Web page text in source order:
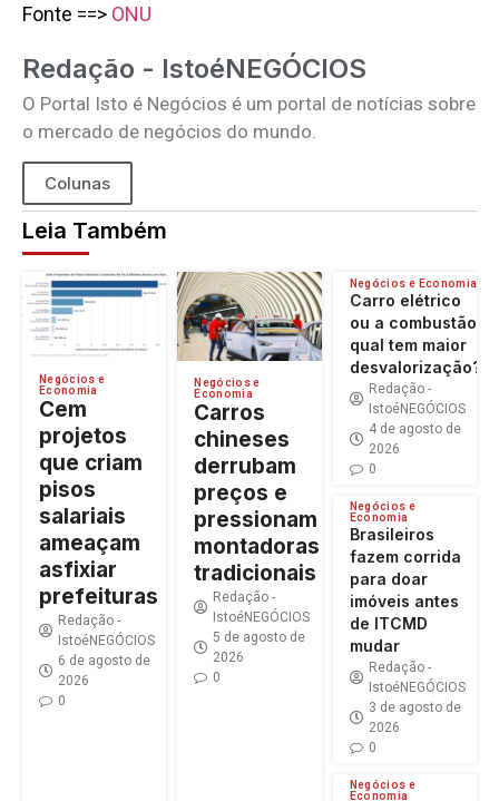
Fonte ==> ONU
Redação - IstoéNEGÓCIOS
O Portal Isto é Negócios é um portal de notícias sobre
o mercado de negócios do mundo.
Colunas
Leia Também
Negócios e
Economia
Cem
projetos
que criam
pisos
salariais
ameaçam
asfixiar
prefeituras
Redação -
IstoéNEGÓCIOS
6 de agosto de
2026
0
Negócios e
Economia
Carros
chineses
derrubam
preços e
pressionam
montadoras
tradicionais
Redação -
IstoéNEGÓCIOS
5 de agosto de
2026
0
Negócios e Economia
Carro elétrico
ou a combustão:
qual tem maior
desvalorização?
Redação -
IstoéNEGÓCIOS
4 de agosto de
2026
0
Negócios e
Economia
Brasileiros
fazem corrida
para doar
imóveis antes
de ITCMD
mudar
Redação -
IstoéNEGÓCIOS
3 de agosto de
2026
0
Negócios e
Economia